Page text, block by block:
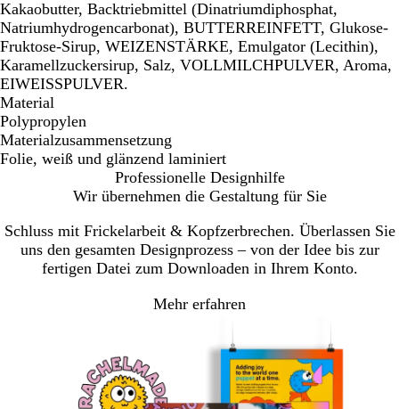
Kakaobutter, Backtriebmittel (Dinatriumdiphosphat,
Natriumhydrogencarbonat), BUTTERREINFETT, Glukose-
Fruktose-Sirup, WEIZENSTÄRKE, Emulgator (Lecithin),
Karamellzuckersirup, Salz, VOLLMILCHPULVER, Aroma,
EIWEISSPULVER.
Material
Polypropylen
Materialzusammensetzung
Folie, weiß und glänzend laminiert
Professionelle Designhilfe
Wir übernehmen die Gestaltung für Sie
Schluss mit Frickelarbeit & Kopfzerbrechen. Überlassen Sie
uns den gesamten Designprozess – von der Idee bis zur
fertigen Datei zum Downloaden in Ihrem Konto.
Mehr erfahren